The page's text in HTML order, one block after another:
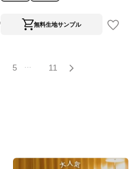
無料生地サンプル
5 11